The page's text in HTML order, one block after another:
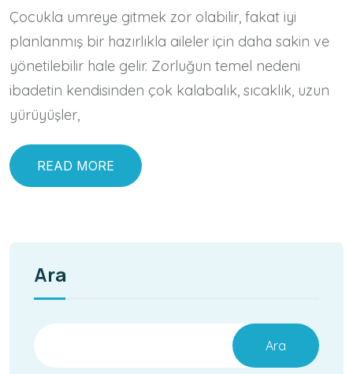
Çocukla umreye gitmek zor olabilir, fakat iyi
planlanmış bir hazırlıkla aileler için daha sakin ve
yönetilebilir hale gelir. Zorluğun temel nedeni
ibadetin kendisinden çok kalabalık, sıcaklık, uzun
yürüyüşler,
READ MORE
Ara
Ara